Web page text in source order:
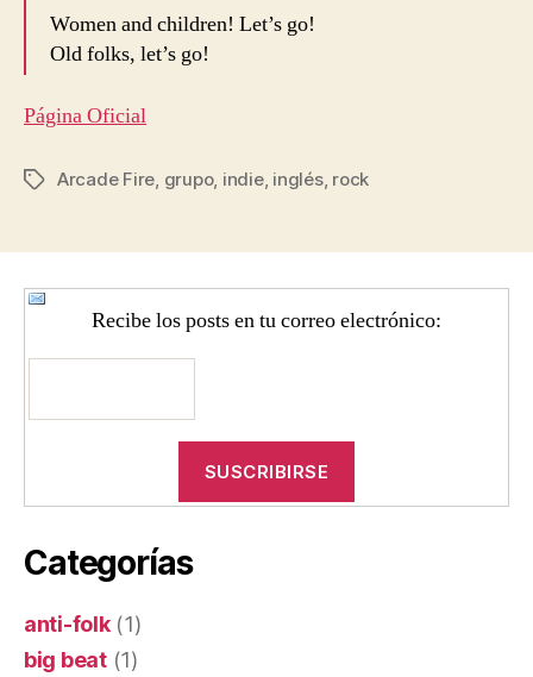
Women and children! Let’s go!
Old folks, let’s go!
Página Oficial
Etiquetas
Arcade Fire, grupo, indie, inglés, rock
Recibe los posts en tu correo electrónico:
Categorías
anti-folk(1)
big beat(1)